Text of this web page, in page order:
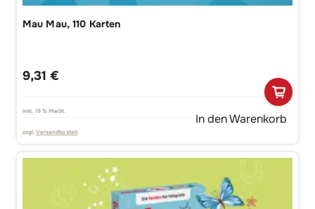
Mau Mau, 110 Karten
9,31 €
inkl. 19 % MwSt.
zzgl. Versandkosten
In den Warenkorb